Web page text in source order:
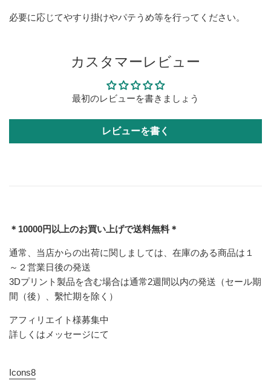
必要に応じてやすり掛けやパテうめ等を行ってください。
カスタマーレビュー
最初のレビューを書きましょう
レビューを書く
＊10000円以上のお買い上げで送料無料＊
通常、当店からの出荷に関しましては、在庫のある商品は１
～２営業日後の発送
3Dプリント製品を含む場合は通常2週間以内の発送（セール期
間（後）、繫忙期を除く）
アフィリエイト様募集中
詳しくはメッセージにて
Icons8